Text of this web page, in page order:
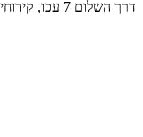
דרך השלום 7 עכו, קידוחי קרקע